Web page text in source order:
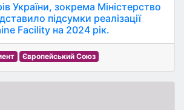
України, зокрема Міністерство
підсумки реалізації
Facility на 2024 рік.
Європейський Союз